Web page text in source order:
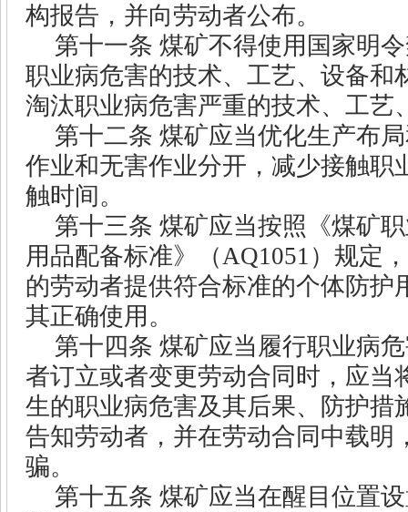
构报告，并向劳动者公布。
第十一条 煤矿不得使用国家明
职业病危害的技术、工艺、设备和
淘汰职业病危害严重的技术、工艺
第十二条 煤矿应当优化生产布
作业和无害作业分开，减少接触职
触时间。
第十三条 煤矿应当按照《煤矿
用品配备标准》（AQ1051 ）规定
的劳动者提供符合标准的个体防护
其正确使用。
第十四条 煤矿应当履行职业病
者订立或者变更劳动合同时，应当
生的职业病危害及其后果、防护措
告知劳动者，并在劳动合同中载明
骗。
第十五条 煤矿应当在醒目位置